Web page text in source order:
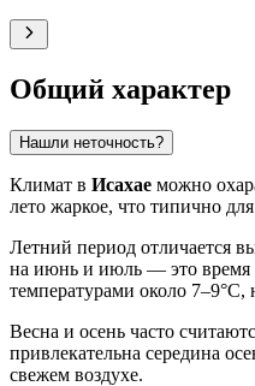
Общий характер
Нашли неточность?
Климат в Исахае можно
лето жаркое, что типично
Летний период отличается
на июнь и июль — это время
температурами около
Весна и осень часто
привлекательна середина
свежем воздухе.